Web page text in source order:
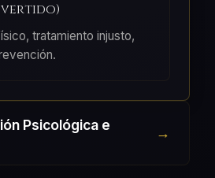
tratamiento injusto,
Psicológica e